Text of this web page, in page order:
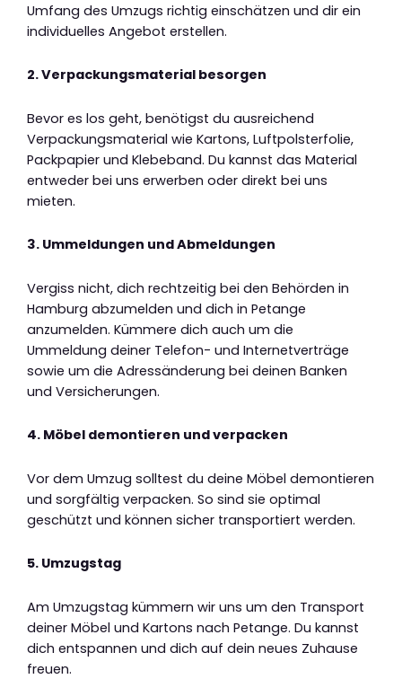
Umfang des Umzugs richtig einschätzen und dir ein
individuelles Angebot erstellen.
2. Verpackungsmaterial besorgen
Bevor es los geht, benötigst du ausreichend
Verpackungsmaterial wie Kartons, Luftpolsterfolie,
Packpapier und Klebeband. Du kannst das Material
entweder bei uns erwerben oder direkt bei uns
mieten.
3. Ummeldungen und Abmeldungen
Vergiss nicht, dich rechtzeitig bei den Behörden in
Hamburg abzumelden und dich in Petange
anzumelden. Kümmere dich auch um die
Ummeldung deiner Telefon- und Internetverträge
sowie um die Adressänderung bei deinen Banken
und Versicherungen.
4. Möbel demontieren und verpacken
Vor dem Umzug solltest du deine Möbel demontieren
und sorgfältig verpacken. So sind sie optimal
geschützt und können sicher transportiert werden.
5. Umzugstag
Am Umzugstag kümmern wir uns um den Transport
deiner Möbel und Kartons nach Petange. Du kannst
dich entspannen und dich auf dein neues Zuhause
freuen.